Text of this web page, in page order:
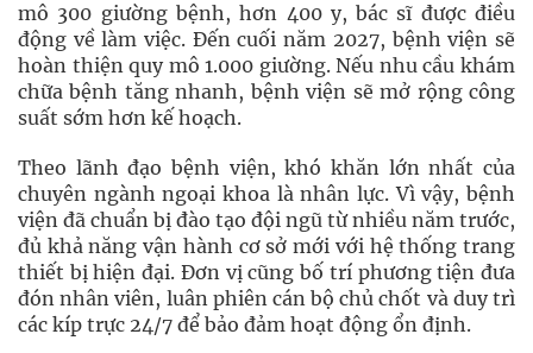
mô 300 giường bệnh, hơn 400 y, bác sĩ được điều
động về làm việc. Đến cuối năm 2027, bệnh viện sẽ
hoàn thiện quy mô 1.000 giường. Nếu nhu cầu khám
chữa bệnh tăng nhanh, bệnh viện sẽ mở rộng công
suất sớm hơn kế hoạch.
Theo lãnh đạo bệnh viện, khó khăn lớn nhất của
chuyên ngành ngoại khoa là nhân lực. Vì vậy, bệnh
viện đã chuẩn bị đào tạo đội ngũ từ nhiều năm trước,
đủ khả năng vận hành cơ sở mới với hệ thống trang
thiết bị hiện đại. Đơn vị cũng bố trí phương tiện đưa
đón nhân viên, luân phiên cán bộ chủ chốt và duy trì
các kíp trực 24/7 để bảo đảm hoạt động ổn định.